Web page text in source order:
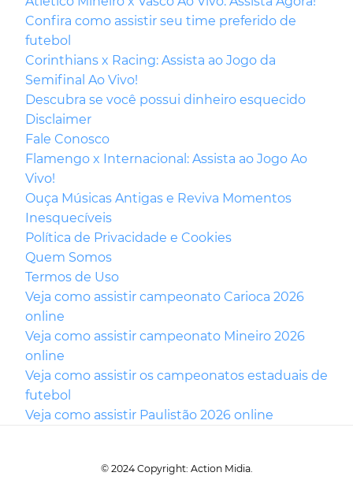
Confira como assistir seu time preferido de
futebol
Corinthians x Racing: Assista ao Jogo da
Semifinal Ao Vivo!
Descubra se você possui dinheiro esquecido
Disclaimer
Fale Conosco
Flamengo x Internacional: Assista ao Jogo Ao
Vivo!
Ouça Músicas Antigas e Reviva Momentos
Inesquecíveis
Política de Privacidade e Cookies
Quem Somos
Termos de Uso
Veja como assistir campeonato Carioca 2026
online
Veja como assistir campeonato Mineiro 2026
online
Veja como assistir os campeonatos estaduais de
futebol
Veja como assistir Paulistão 2026 online
© 2024 Copyright: Action Midia.